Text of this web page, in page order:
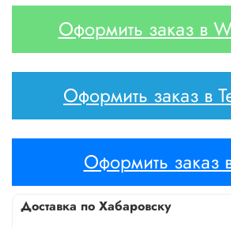
Оформить заказ в
Оформить заказ в
Оформить заказ
Доставка по Хабаровску